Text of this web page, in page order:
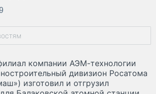
компании АЭМ-технологии
дивизион Росатома
изготовил и отгрузил